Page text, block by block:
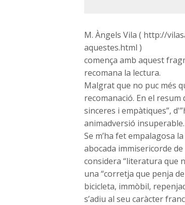
M. Àngels Vila ( http://
aquestes.html )
comença amb aquest
recomana la lectura.
Malgrat que no puc més
recomanació. En el
sinceres i empàtiques”,
animadversió insuperable.
Se m’ha fet empalagosa
abocada immisericorde
considera “literatura que
una “corretja que penja
bicicleta, immòbil,
s’adiu al seu caràcter